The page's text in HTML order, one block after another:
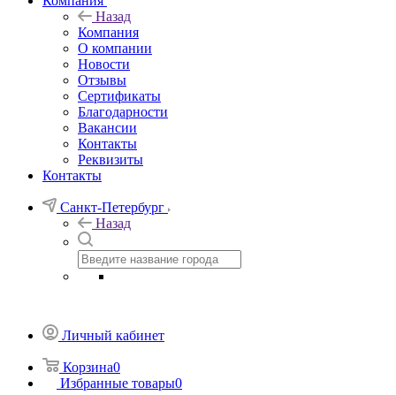
Назад
Компания
О компании
Новости
Отзывы
Сертификаты
Благодарности
Вакансии
Контакты
Реквизиты
Контакты
Санкт-Петербург
Назад
Личный кабинет
Корзина0
Избранные товары0